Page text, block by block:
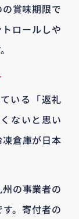
賞味期限で
ロールしや
いる「返礼
ないと思い
倉庫が日本
の事業者の
。寄付者の